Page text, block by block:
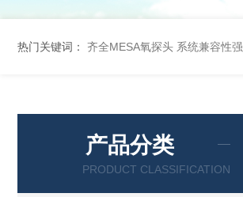
热门关键词： 齐全MESA氧探头 系统兼容性强
产品分类
PRODUCT CLASSIFICATION